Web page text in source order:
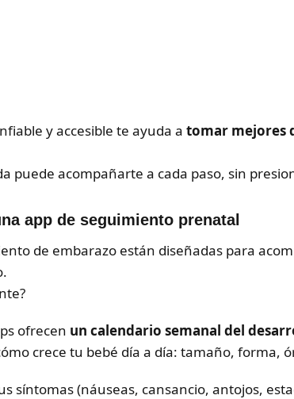
y accesible te ayuda a tomar mejores
puede acompañarte a cada paso, sin
app de seguimiento prenatal
de embarazo están diseñadas para
ofrecen un calendario semanal del
crece tu bebé día a día: tamaño, forma,
síntomas (náuseas, cansancio, antojos,